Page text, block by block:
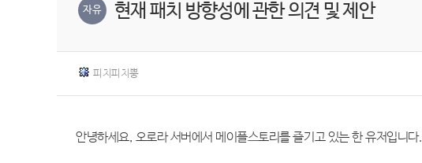
자유 현재 패치 방향성에 관한 의견 및 제안
피치피치뿡
안녕하세요, 오로라 서버에서 메이플스토리를 즐기고 있는 한 유저입니다.